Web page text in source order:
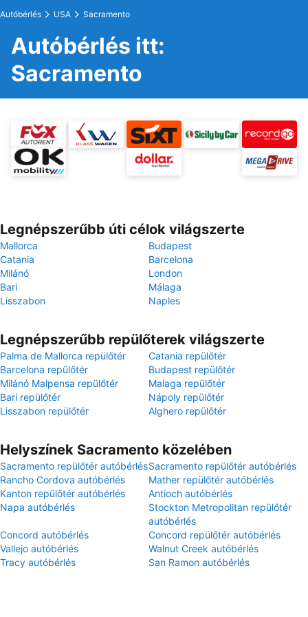
Autóbérlés USA Sacramento
Autóbérlés itt:
Sacramento
Legnépszerűbb úti célok világszerte
Mallorca
Budapest
Catania
Barcelona
Milánó
London
Bari
Málaga
Lisszabon
Naples
Legnépszerűbb repülőterek világszerte
Palma de Mallorca repülőtér
Catania repülőtér
Barcelona repülőtér
Budapest repülőtér
Milánó Malpensa repülőtér
Malaga repülőtér
Bari repülőtér
Nápoly repülőtér
Lisszabon repülőtér
Alghero repülőtér
Helyszínek Sacramento közelében
Sacramento repülőtér autóbérlésSacramento repülőtér autóbérlés
Rancho Cordova autóbérlés
Mather repülőtér autóbérlés
Kanton repülőtér autóbérlés
Antioch autóbérlés
Napa autóbérlés
Stockton Metropolitan repülőtér
autóbérlés
Concord autóbérlés
Concord repülőtér autóbérlés
Vallejo autóbérlés
Walnut Creek autóbérlés
Tracy autóbérlés
San Ramon autóbérlés